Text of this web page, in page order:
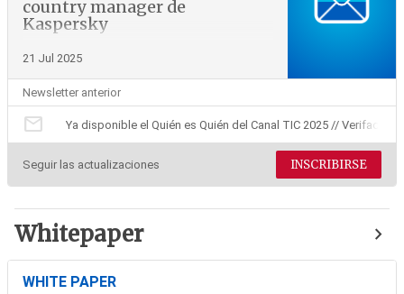
country manager de
Kaspersky
21 Jul 2025
Newsletter anterior
mail Ya disponible el Quién es Quién del Canal TIC 2025 // Verifactu:
Seguir las actualizaciones INSCRIBIRSE
Whitepaper
WHITE PAPER